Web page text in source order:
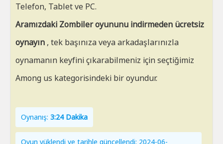
Telefon, Tablet ve PC.
Aramızdaki Zombiler oyununu indirmeden ücretsiz
oynayın , tek başınıza veya arkadaşlarınızla
oynamanın keyfini çıkarabilmeniz için seçtiğimiz
Among us kategorisindeki bir oyundur.
Oynanış: 3:24 Dakika
Oyun yüklendi ve tarihle güncellendi: 2024-06-